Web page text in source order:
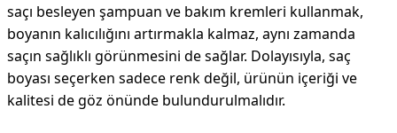
saçı besleyen şampuan ve bakım kremleri kullanmak,
boyanın kalıcılığını artırmakla kalmaz, aynı zamanda
saçın sağlıklı görünmesini de sağlar. Dolayısıyla, saç
boyası seçerken sadece renk değil, ürünün içeriği ve
kalitesi de göz önünde bulundurulmalıdır.